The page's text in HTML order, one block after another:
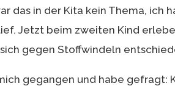
das in der Kita kein Thema, ich
Jetzt beim zweiten Kind
gegen Stoffwindeln
gegangen und habe gefragt: